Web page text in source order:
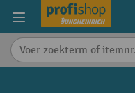
content